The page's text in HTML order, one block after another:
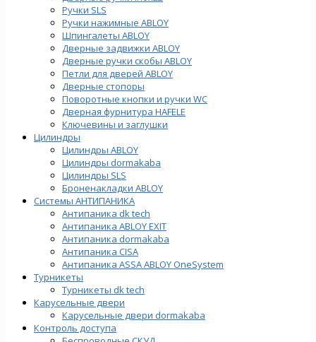
Ручки SLS
Ручки нажимные ABLOY
Шпингалеты ABLOY
Дверные задвижки ABLOY
Дверные ручки скобы ABLOY
Петли для дверей ABLOY
Дверные стопоры
Поворотные кнопки и ручки WC
Дверная фурнитура HAFELE
Ключевины и заглушки
Цилиндры
Цилиндры ABLOY
Цилиндры dormakaba
Цилиндры SLS
Броненакладки ABLOY
Системы АНТИПАНИКА
Антипаника dk tech
Антипаника ABLOY EXIT
Антипаника dormakaba
Антипаника СISA
Антипаника ASSA ABLOY OneSystem
Турникеты
Турникеты dk tech
Карусельные двери
Карусельные двери dormakaba
Контроль доступа